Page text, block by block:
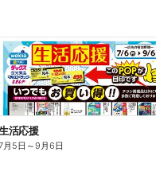
活応援
月5日 ～9月6日